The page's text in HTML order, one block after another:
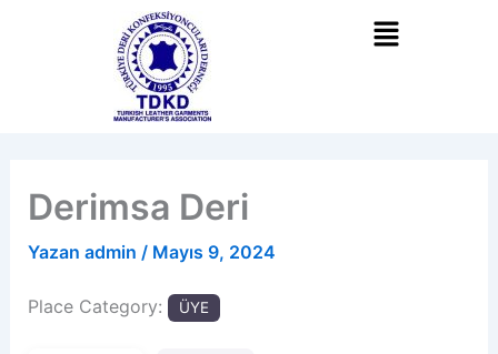
Derimsa Deri
Yazan admin / Mayıs 9, 2024
Place Category: ÜYE